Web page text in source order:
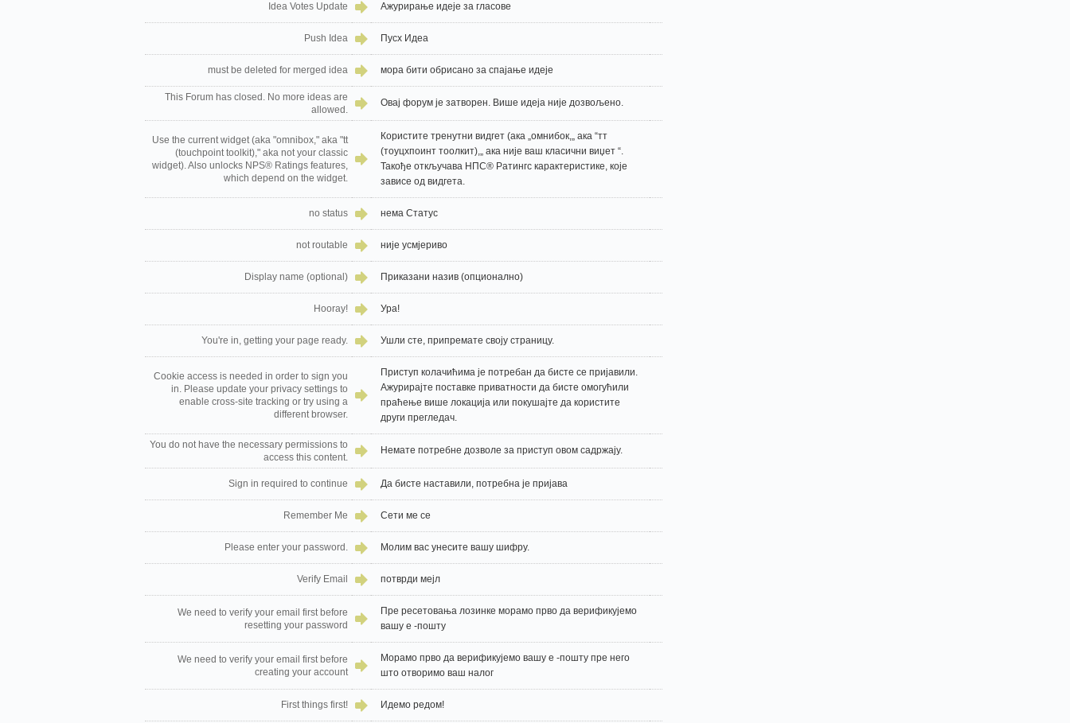
Idea Votes Update Ажурирање идеје за гласове
Push Idea Пусх Идеа
must be deleted for merged idea мора бити обрисано за спајање идеје
This Forum has closed. No more ideas are
allowed.
Овај форум је затворен. Више идеја није дозвољено.
Use the current widget (aka "omnibox," aka "tt
(touchpoint toolkit)," aka not your classic
widget). Also unlocks NPS® Ratings features,
which depend on the widget.
Користите тренутни видгет (ака „омнибок,„ ака “тт
(тоуцхпоинт тоолкит),„ ака није ваш класични виџет “.
Такође откључава НПС® Ратингс карактеристике, које
зависе од видгета.
no status нема Статус
not routable није усмјериво
Display name (optional) Приказани назив (опционално)
Hooray! Ура!
You're in, getting your page ready. Ушли сте, припремате своју страницу.
Cookie access is needed in order to sign you
in. Please update your privacy settings to
enable cross-site tracking or try using a
different browser.
Приступ колачићима је потребан да бисте се пријавили.
Ажурирајте поставке приватности да бисте омогућили
праћење више локација или покушајте да користите
други прегледач.
You do not have the necessary permissions to
access this content.
Немате потребне дозволе за приступ овом садржају.
Sign in required to continue Да бисте наставили, потребна је пријава
Remember Me Сети ме се
Please enter your password. Молим вас унесите вашу шифру.
Verify Email потврди мејл
We need to verify your email first before
resetting your password
Пре ресетовања лозинке морамо прво да верификујемо
вашу е -пошту
We need to verify your email first before
creating your account
Морамо прво да верификујемо вашу е -пошту пре него
што отворимо ваш налог
First things first! Идемо редом!